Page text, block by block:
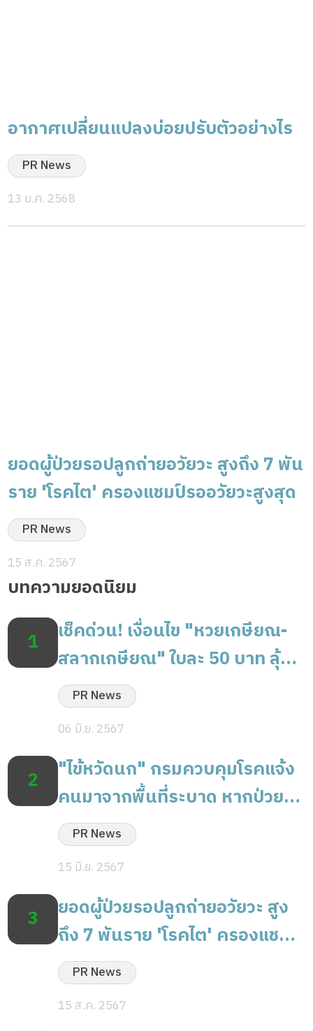
อากาศเปลี่ยนแปลงบ่อยปรับตัวอย่างไร
PR News
13 ม.ค. 2568
ยอดผู้ป่วยรอปลูกถ่ายอวัยวะ สูงถึง 7 พัน
ราย 'โรคไต' ครองแชมป์รออวัยวะสูงสุด
PR News
15 ส.ค. 2567
บทความยอดนิยม
1
เช็คด่วน! เงื่อนไข "หวยเกษียณ-
สลากเกษียณ" ใบละ 50 บาท ลุ้น
รางวัลใหญ่ 1 ล้านบาท!
PR News
06 มิ.ย. 2567
2
"ไข้หวัดนก" กรมควบคุมโรคแจ้ง
คนมาจากพื้นที่ระบาด หากป่วย
รีบไปพบแพทย์
PR News
15 มิ.ย. 2567
3
ยอดผู้ป่วยรอปลูกถ่ายอวัยวะ สูง
ถึง 7 พันราย 'โรคไต' ครองแชมป์
รออวัยวะสูงสุด
PR News
15 ส.ค. 2567